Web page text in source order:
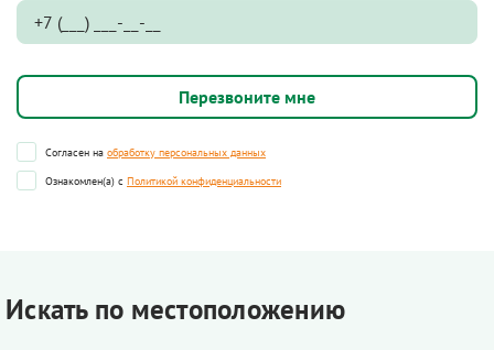
Согласен на обработку персональных данных
Ознакомлен(а) с Политикой конфиденциальности
Искать по местоположению